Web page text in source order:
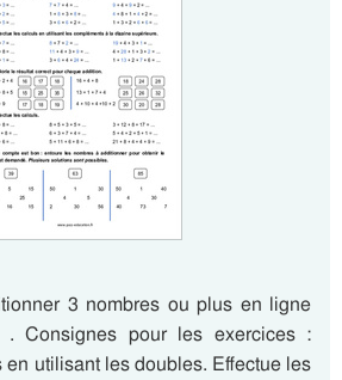
3 nombres ou plus en ligne
. Consignes pour les exercices :
en utilisant les doubles. Effectue les